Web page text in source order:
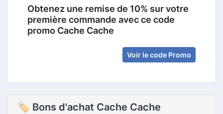
Obtenez une remise de 10% sur votre
première commande avec ce code
promo Cache Cache
Voir le code Promo
🏷 Bons d'achat Cache Cache